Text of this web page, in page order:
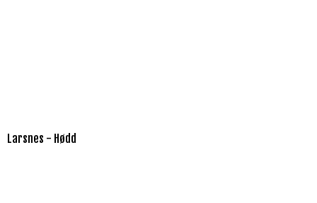
Larsnes - Hødd